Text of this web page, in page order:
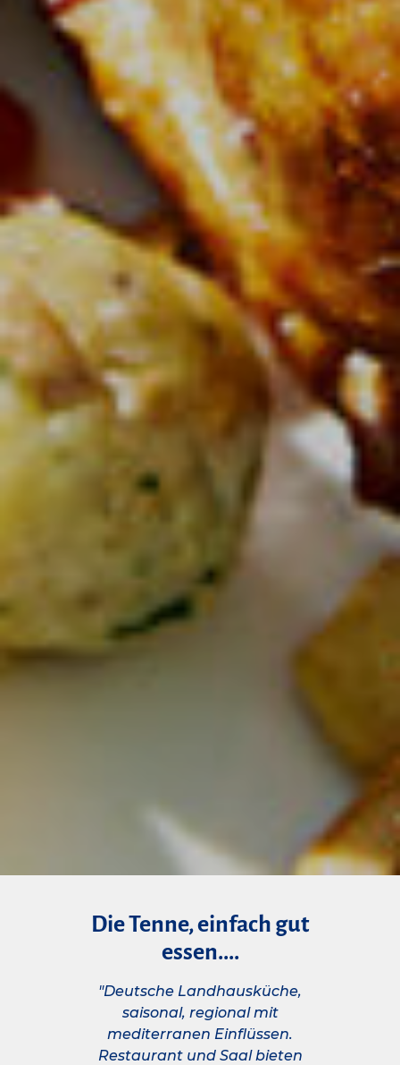
Die Tenne, einfach gut
essen....
"Deutsche Landhausküche,
saisonal, regional mit
mediterranen Einflüssen.
Restaurant und Saal bieten